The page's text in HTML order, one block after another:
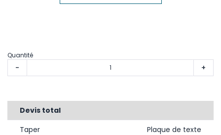
Quantité
- +
Devis total
Taper
Plaque de texte